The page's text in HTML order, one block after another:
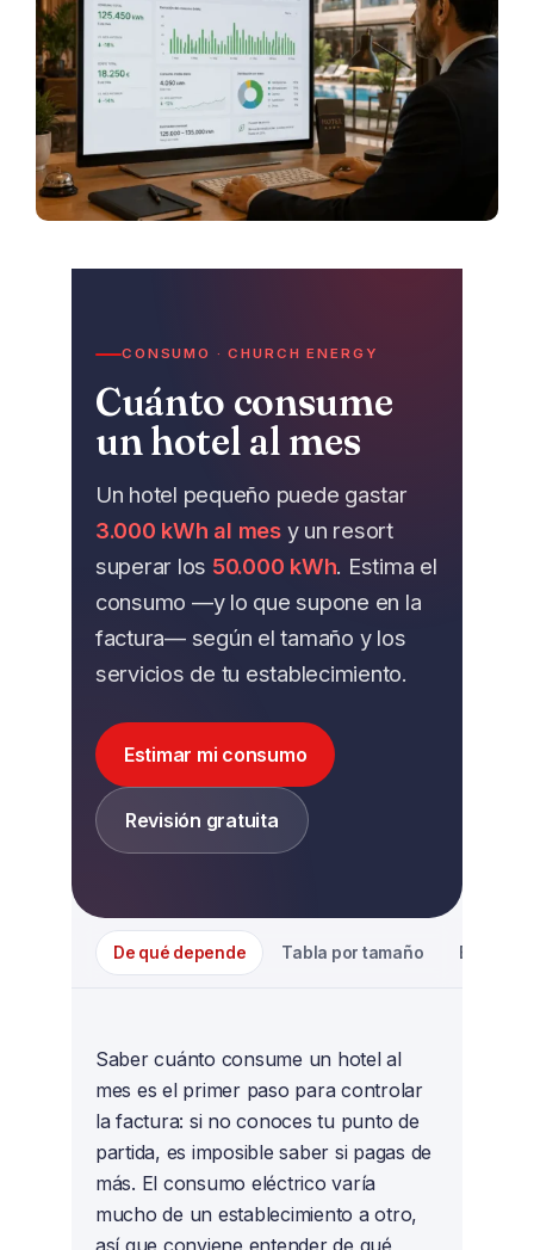
CONSUMO · CHURCH ENERGY
Cuánto consume
un hotel al mes
Un hotel pequeño puede gastar
3.000 kWh al mesy un resort
superar los 50.000 kWh. Estima el
consumo —y lo que supone en la
factura— según el tamaño y los
servicios de tu establecimiento.
Estimar mi consumo
Revisión gratuita
De qué depende Tabla por tamaño
Saber cuánto consume un hotel al
mes es el primer paso para controlar
la factura: si no conoces tu punto de
partida, es imposible saber si pagas de
más. El consumo eléctrico varía
mucho de un establecimiento a otro,
así que conviene entender de qué